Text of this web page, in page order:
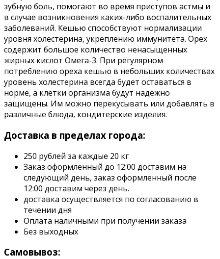
зубную боль, помогают во время приступов астмы и
в случае возникновения каких-либо воспалительных
заболеваний. Кешью способствуют нормализации
уровня холестерина, укреплению иммунитета. Орех
содержит большое количество ненасыщенных
жирных кислот Омега-3. При регулярном
потреблению ореха кешью в небольших количествах
уровень холестерина всегда будет оставаться в
норме, а клетки организма будут надежно
защищены. Им можно перекусывать или добавлять в
различные блюда, кондитерские изделия.
Доставка в пределах города:
250 рублей за каждые 20 кг
Заказ оформленный до 12:00 доставим на
следующий день, заказ оформленный после
12:00 доставим через день.
доставка осуществляется по согласованию в
течении дня
Оплата наличными при получении заказа
Без выходных
Самовывоз: